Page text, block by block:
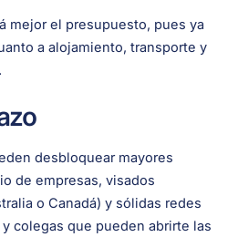
mejor el presupuesto, pues ya
a alojamiento, transporte y
desbloquear mayores
de empresas, visados
o Canadá) y sólidas redes
colegas que pueden abrirte las